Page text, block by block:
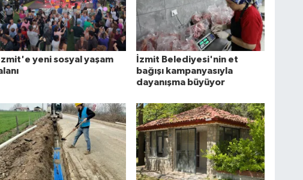
yeni sosyal yaşam
İzmit Belediyesi'nin et
bağışı kampanyasıyla
dayanışma büyüyor